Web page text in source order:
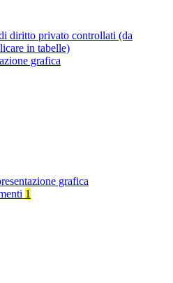
diritto privato controllati (da
in tabelle)
grafica
grafica
1